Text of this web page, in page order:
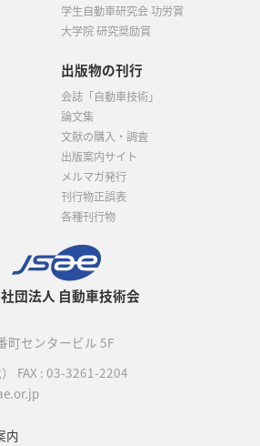
団法人 自動車技術会
町センタービル 5F
FAX : 03-3261-2204
内
学生自動車研究会 功労賞
大学院 研究奨励賞
出版物の刊行
会誌「自動車技術」
論文集
文献の購入・調査
出版案内サイト
メルマガ発行
刊行物正誤表
各種刊行物